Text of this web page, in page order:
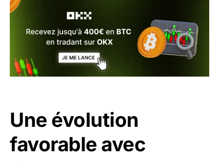
Une évolution
favorable avec